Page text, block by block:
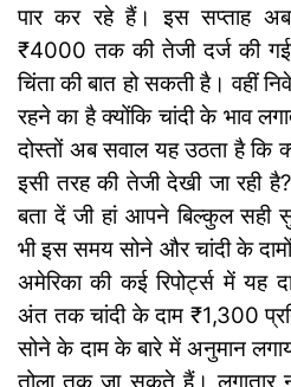
पार कर रहे हैं। इस सप्ताह
₹4000 तक की तेजी दर्ज की गई
चिंता की बात हो सकती है। वहीं
रहने का है क्योंकि चांदी के भाव
दोस्तों अब सवाल यह उठता है कि
इसी तरह की तेजी देखी जा रही
बता दें जी हां आपने बिल्कुल सही
भी इस समय सोने और चांदी के
अमेरिका की कई रिपोर्ट्स में यह
अंत तक चांदी के दाम ₹1,300
सोने के दाम के बारे में अनुमान